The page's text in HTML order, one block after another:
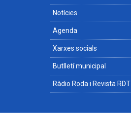
Notícies
Agenda
Xarxes socials
Butlletí municipal
Ràdio Roda i Revista RDT